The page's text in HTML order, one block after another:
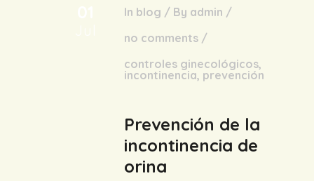
In blog / By admin /
no comments /
controles ginecológicos,
incontinencia, prevención
Prevención de la
incontinencia de
orina